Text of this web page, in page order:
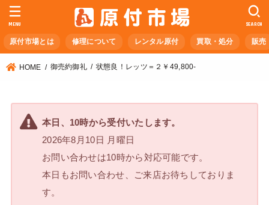
原付市場とは 修理について レンタル原付 買取・処分 販売
SEARCH
MENU
HOME 御売約御礼 状態良！レッツ＝２￥49,800-
本日、10時から受付いたします。
2026年8月10日 月曜日
お問い合わせは10時から対応可能です。
本日もお問い合わせ、ご来店お待ちしておりま
す。